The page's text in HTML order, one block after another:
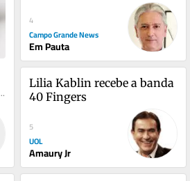
4
Campo Grande News
Em Pauta
Lilia Kablin recebe a banda
40 Fingers
5
UOL
Amaury Jr